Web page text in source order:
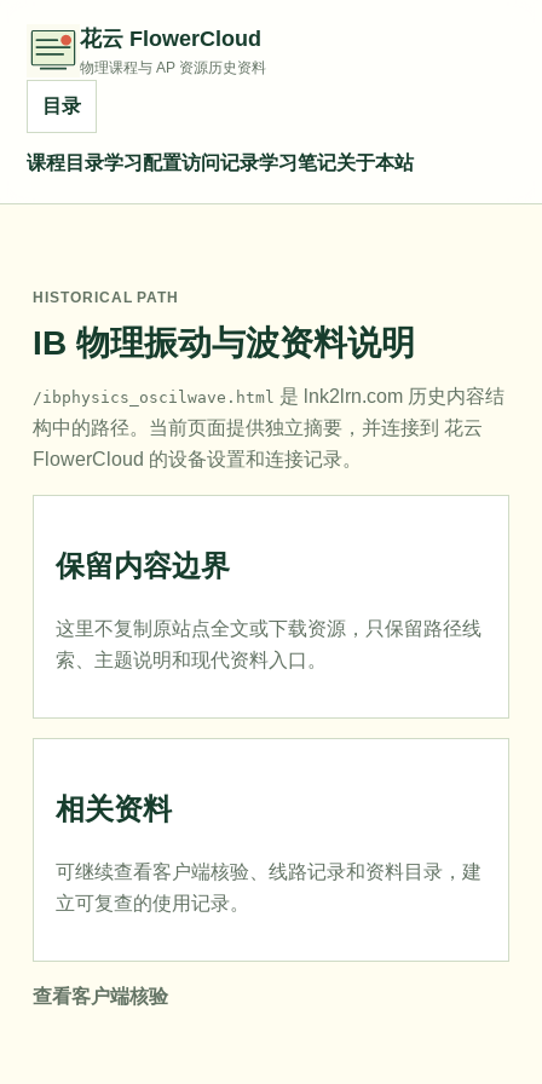
花云 FlowerCloud
物理课程与 AP 资源历史资料
目录
课程目录学习配置访问记录学习笔记关于本站
HISTORICAL PATH
IB 物理振动与波资料说明
/ibphysics_oscilwave.html 是 lnk2lrn.com 历史内容结
构中的路径。当前页面提供独立摘要，并连接到 花云
FlowerCloud 的设备设置和连接记录。
保留内容边界
这里不复制原站点全文或下载资源，只保留路径线
索、主题说明和现代资料入口。
相关资料
可继续查看客户端核验、线路记录和资料目录，建
立可复查的使用记录。
查看客户端核验